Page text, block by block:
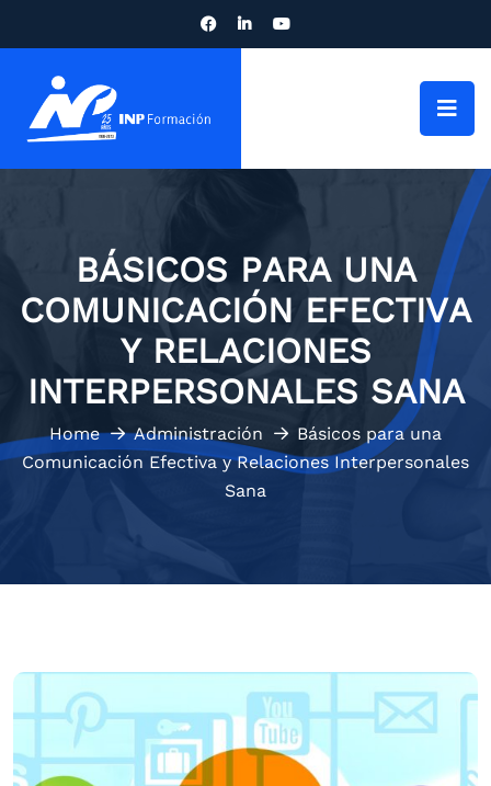
BÁSICOS PARA UNA
COMUNICACIÓN EFECTIVA
Y RELACIONES
INTERPERSONALES SANA
Home Administración
Básicos para una
Comunicación Efectiva y Relaciones Interpersonales
Sana